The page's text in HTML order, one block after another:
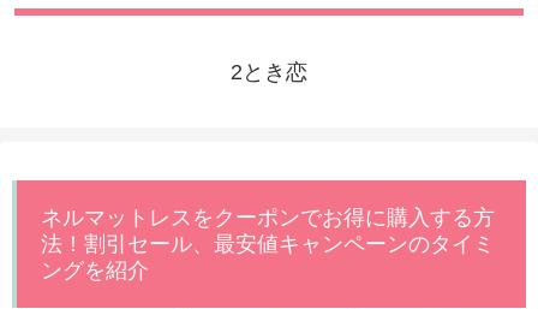
2とき恋
ネルマットレスをクーポンでお得に購入する方
法！割引セール、最安値キャンペーンのタイミ
ングを紹介